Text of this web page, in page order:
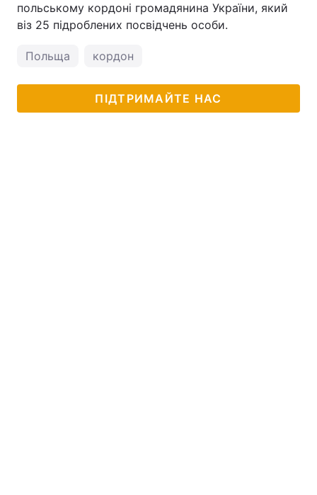
польському кордоні громадянина України, який
віз 25 підроблених посвідчень особи.
Польща кордон
ПІДТРИМАЙТЕ НАС